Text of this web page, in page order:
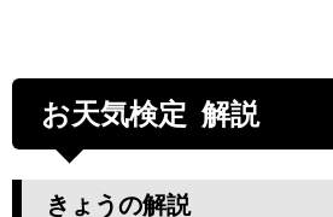
お天気検定 解説
きょうの解説